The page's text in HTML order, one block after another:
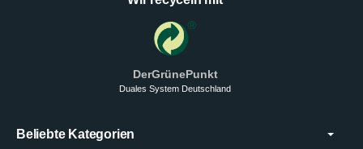
DerGrünePunkt
Duales System Deutschland
Beliebte Kategorien